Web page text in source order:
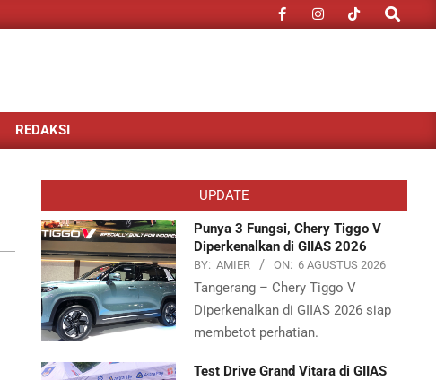
Search
REDAKSI
UPDATE
Punya 3 Fungsi, Chery Tiggo V
Diperkenalkan di GIIAS 2026
BY: AMIER ON: 6 AGUSTUS 2026
Tangerang – Chery Tiggo V
Diperkenalkan di GIIAS 2026 siap
membetot perhatian.
Test Drive Grand Vitara di GIIAS